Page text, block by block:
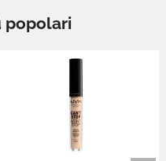
popolari